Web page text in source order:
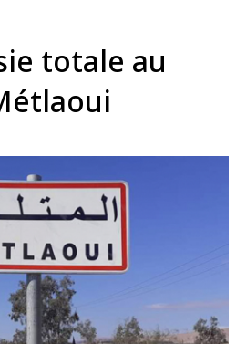
totale au